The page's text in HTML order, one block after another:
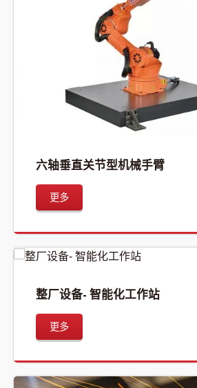
六轴垂直关节型机械手臂
更多
整厂设备- 智能化工作站
更多